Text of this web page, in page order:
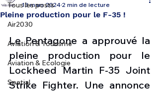
Tous les posts
Air2030
Aviation & Tourisme
Aviation & Ecologie
Spatial
Pleine production pour le F-35 !
13 mars 2024 2 min de lecture
Le Pentagone a approuvé la
pleine production pour le
Lockheed Martin F-35 Joint
Strike Fighter. Une annonce